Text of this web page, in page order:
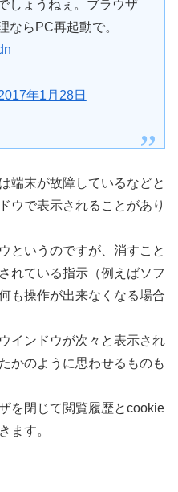
しょうねぇ。ブラウザ
ならPC再起動で。
年1月28日
端末が故障しているなどと
ウで表示されることがあり
というのですが、消すこと
れている指示（例えばソフ
も操作が出来なくなる場合
インドウが次々と表示され
かのように思わせるものも
を閉じて閲覧履歴とcookie
ます。